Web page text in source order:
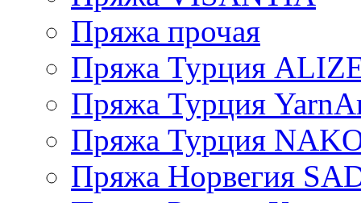
Пряжа прочая
Пряжа Турция
Пряжа Турция
Пряжа Турция
Пряжа Норвегия